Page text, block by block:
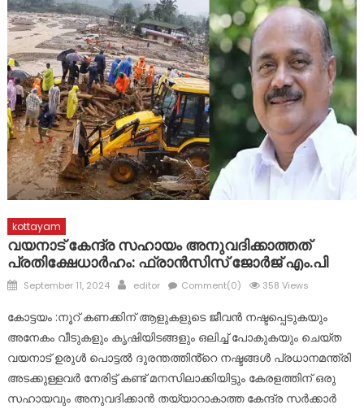
മാലാഖയായി എത്തിയത് മാർ സ്ലീവാ മെഡിസിറ്റിയിലെ നഴ്സ് !
പ്രളയബാധിത പൂഞ്ഞാർ തെക്കേക്കരയെ അവഗണിച്ച
പൊതുമരാമത്ത് മന്ത്രി പി.കെ. ബഷീറിന്റെ നടപടി
പ്രതിഷേധാർഹം ബി ജെ പി
ഈരാറ്റുപേട്ട-വാഗമൺ റോഡിലെ രാത്രികാല യാത്രയ്ക്കും
വിനോദസഞ്ചാരകേന്ദ്രങ്ങലേയ്ക്കുള്ള പ്രവേശനത്തിനും
വിലക്ക്
kottayam
വയനാട് കേന്ദ്ര സഹായം അനുവദിക്കാത്തത്
പ്രതിക്ഷേധാർഹം: ഫ്രാൻസിസ് ജോർജ് എം.പി
Posted
September 11, 2024 Author
editor Comment(0) 358 Views
കോട്ടയം :നൂറ് കണക്കിന് ആളുകളുടെ ജീവൻ നഷ്ടപ്പെടുകയും
അനേകം വീടുകളും കൃഷിയിടങ്ങളും ഒലിച്ച് പോകുകയും ചെയ്ത
വയനാട് ഉരുൾ പൊട്ടൽ ദുരന്തത്തിൻ്റെ നഷ്ടങ്ങൾ പ്രധാനമന്ത്രി
അടക്കുള്ളവർ നേരിട്ട് കണ്ട് മനസിലാക്കിയിട്ടും കേരളത്തിന് ഒരു
സഹായവും അനുവദിക്കാൻ തയ്യാറാകാത്ത കേന്ദ്ര സർക്കാർ